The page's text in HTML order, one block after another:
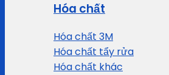
Hóa chất
Hóa chất 3M
Hóa chất tẩy rửa
Hóa chất khác